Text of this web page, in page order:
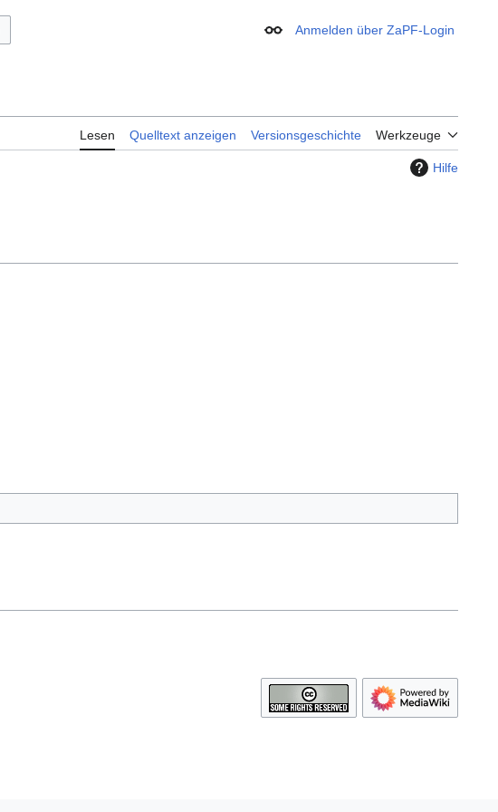
Erscheinungsbild
Anmelden über ZaPF-Login
Lesen Quelltext anzeigen Versionsgeschichte Werkzeuge
Hilfe